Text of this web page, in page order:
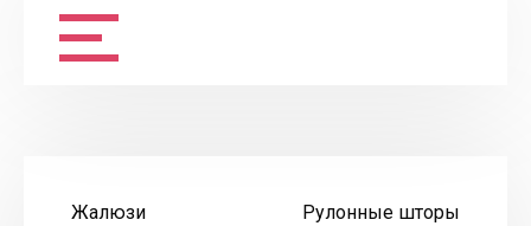
Жалюзи
Рулонные шторы